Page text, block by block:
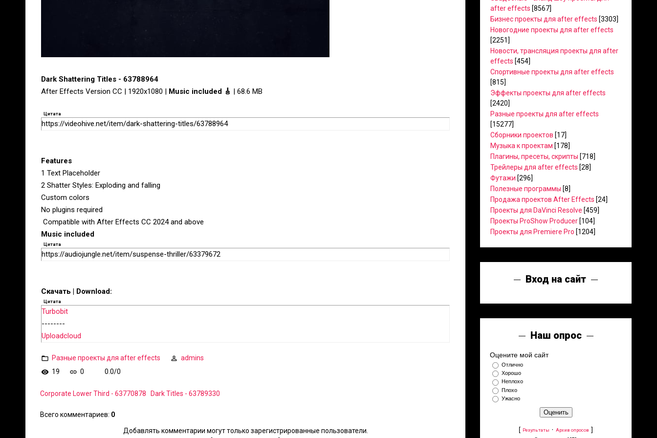
Dark Shattering Titles - 63788964
After Effects Version CC | 1920x1080 | Music included 🎸 | 68.6 MB
Цитата
https://videohive.net/item/dark-shattering-titles/63788964
Features
1 Text Placeholder
2 Shatter Styles: Exploding and falling
Custom colors
No plugins required
️ Compatible with After Effects CC 2024 and above
Music included
Цитата
https://audiojungle.net/item/suspense-thriller/63379672
Скачать | Download:
Цитата
Turbobit
--------
Uploadcloud
Разные проекты для after effects
admins
19
0 0.0/0
Corporate Lower Third - 63770878 Dark Titles - 63789330
Всего комментариев: 0
Добавлять комментарии могут только зарегистрированные пользователи.
after effects [8567]
Бизнес проекты для after effects [3303]
Новогодние проекты для after effects
[2251]
Новости, трансляция проекты для after
effects [454]
Спортивные проекты для after effects
[815]
Эффекты проекты для after effects
[2420]
Разные проекты для after effects
[15277]
Сборники проектов [17]
Музыка к проектам [178]
Плагины, пресеты, скрипты [718]
Трейлеры для after effects [28]
Футажи [296]
Полезные программы [8]
Продажа проектов After Effects [24]
Проекты для DaVinci Resolve [459]
Проекты ProShow Producer [104]
Проекты для Premiere Pro [1204]
Вход на сайт
Наш опрос
Оцените мой сайт
Отлично
Хорошо
Неплохо
Плохо
Ужасно
[ Результаты · Архив опросов ]